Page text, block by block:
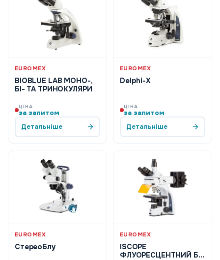
EUROMEX
BIOBLUE LAB МОНО-,
БІ- ТА ТРИНОКУЛЯРИ
ЦІНА
за запитом
Детальніше
EUROMEX
Delphi-X
ЦІНА
за запитом
Детальніше
EUROMEX
СтереоБлу
EUROMEX
ISCOPE
ФЛУОРЕСЦЕНТНИЙ БІ-